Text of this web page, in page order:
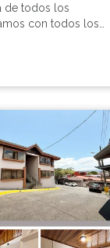
de todos los
con todos los…